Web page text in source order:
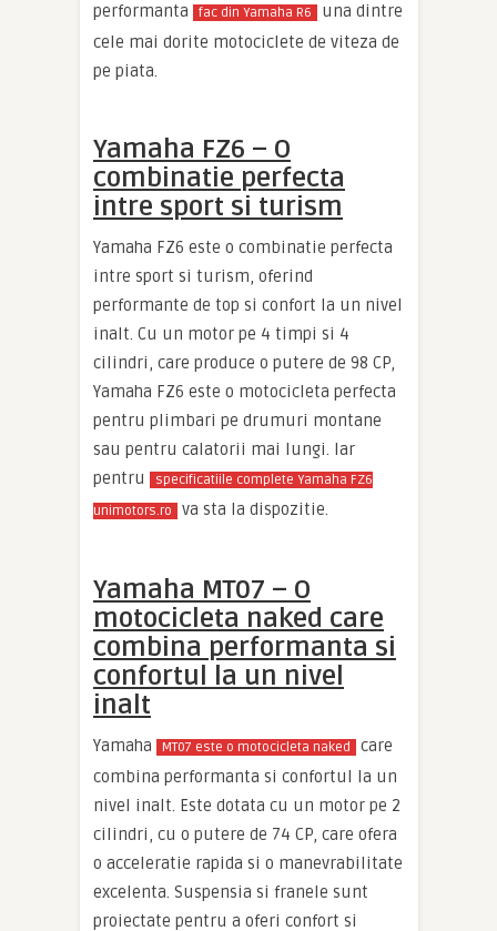
performanta
fac din Yamaha R6
una dintre
cele mai dorite motociclete de viteza de
pe piata.
Yamaha FZ6 – O
combinatie perfecta
intre sport si turism
Yamaha FZ6 este o combinatie perfecta
intre sport si turism, oferind
performante de top si confort la un nivel
inalt. Cu un motor pe 4 timpi si 4
cilindri, care produce o putere de 98 CP,
Yamaha FZ6 este o motocicleta perfecta
pentru plimbari pe drumuri montane
sau pentru calatorii mai lungi. Iar
pentru
specificatiile complete Yamaha FZ6
unimotors.ro
va sta la dispozitie.
Yamaha MT07 – O
motocicleta naked care
combina performanta si
confortul la un nivel
inalt
Yamaha MT07 este o motocicleta naked
care
combina performanta si confortul la un
nivel inalt. Este dotata cu un motor pe 2
cilindri, cu o putere de 74 CP, care ofera
o acceleratie rapida si o manevrabilitate
excelenta. Suspensia si franele sunt
proiectate pentru a oferi confort si